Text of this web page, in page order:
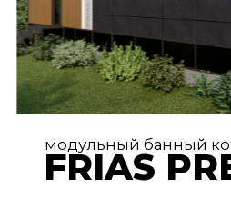
модульный банный комплекс
TISAN LUXE